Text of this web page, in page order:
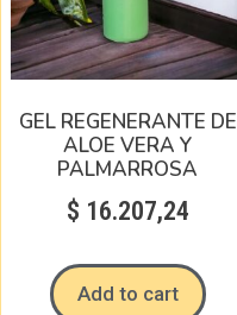
GEL REGENERANTE DE
ALOE VERA Y
PALMARROSA
$ 16.207,24
Add to cart